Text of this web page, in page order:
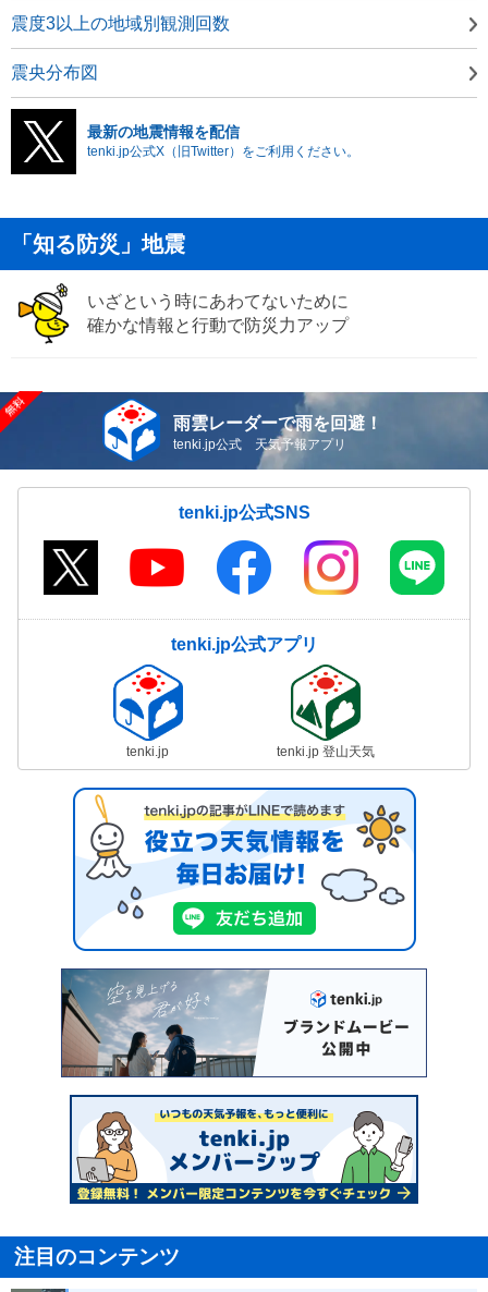
震度3以上の地域別観測回数
震央分布図
最新の地震情報を配信
tenki.jp公式X（旧Twitter）をご利用ください。
「知る防災」地震
いざという時にあわてないために
確かな情報と行動で防災力アップ
雨雲レーダーで雨を回避！
tenki.jp公式 天気予報アプリ
tenki.jp公式SNS
tenki.jp公式アプリ
tenki.jp tenki.jp 登山天気
注目のコンテンツ